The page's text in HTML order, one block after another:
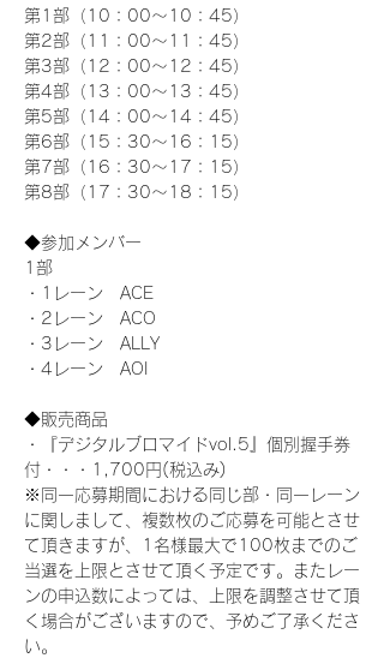
第1部（10：00～10：45）
第2部（11：00～11：45）
第3部（12：00～12：45）
第4部（13：00～13：45）
第5部（14：00～14：45）
第6部（15：30～16：15）
第7部（16：30～17：15）
第8部（17：30～18：15）
◆参加メンバー
1部
・1レーン　ACE
・2レーン　ACO
・3レーン　ALLY
・4レーン　AOI
◆販売商品
・『デジタルブロマイドvol.5』個別握手券
付・・・1,700円(税込み)
※同一応募期間における同じ部・同一レーン
に関しまして、複数枚のご応募を可能とさせ
て頂きますが、1名様最大で100枚までのご
当選を上限とさせて頂く予定です。またレー
ンの申込数によっては、上限を調整させて頂
く場合がございますので、予めご了承くださ
い。